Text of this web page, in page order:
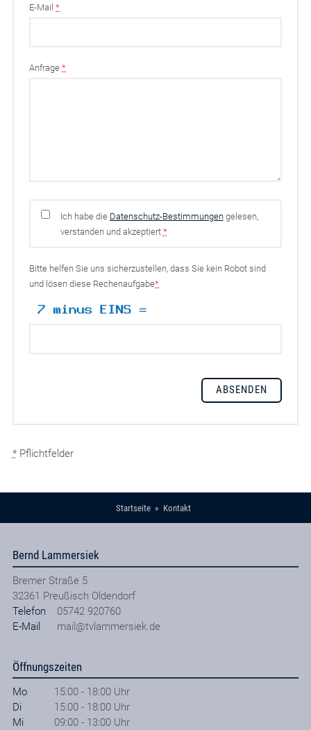
E-Mail*
Anfrage*
Ich habe die Datenschutz-Bestimmungengelesen,
verstanden und akzeptiert *
Bitte helfen Sie uns sicherzustellen, dass Sie kein Robot sind
und lösen diese Rechenaufgabe*
*Pflichtfelder
Startseite Kontakt
Bernd Lammersiek
Bremer Straße 5
32361 Preußisch Oldendorf
Telefon
05742 920760
E-Mail
mail@tvlammersiek.de
Öffnungszeiten
Mo
15:00 - 18:00 Uhr
Di
15:00 - 18:00 Uhr
Mi
09:00 - 13:00 Uhr